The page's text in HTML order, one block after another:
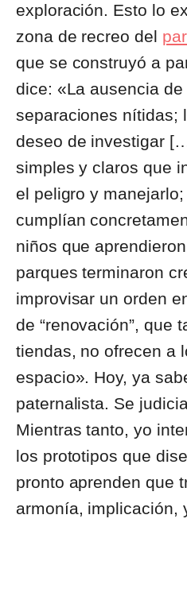
exploración. Esto lo
zona de recreo del
que se construyó a
dice: «La ausencia
separaciones nítidas;
deseo de investigar
simples y claros que
el peligro y
cumplían
niños que
parques terminaron
improvisar un orden
de “renovación”, que
tiendas, no ofrecen a
espacio». Hoy, ya
paternalista. Se
Mientras tanto, yo
los prototipos que
pronto aprenden que
armonía, implicación,